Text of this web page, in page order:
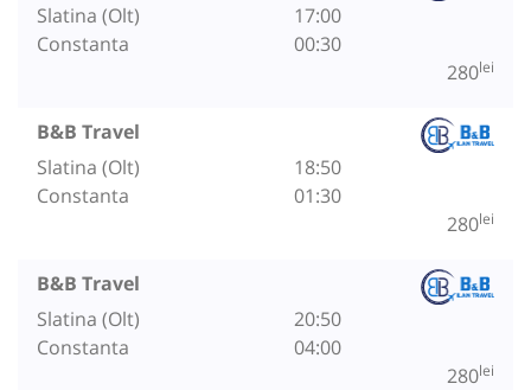
Slatina (Olt)
Constanta
17:00
00:30
280lei
B&B Travel
Slatina (Olt)
Constanta
18:50
01:30
280lei
B&B Travel
Slatina (Olt)
Constanta
20:50
04:00
280lei